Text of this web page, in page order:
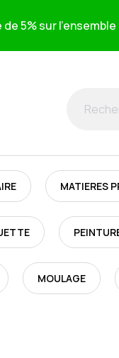
5% sur
MATIERES
MOULAGE